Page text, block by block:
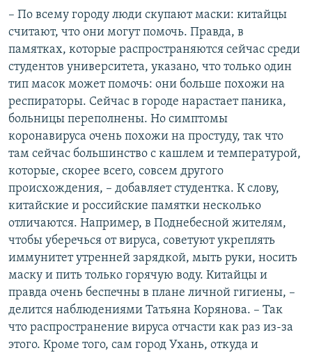
– По всему городу люди скупают маски: китайцы
считают, что они могут помочь. Правда, в
памятках, которые распространяются сейчас среди
студентов университета, указано, что только один
тип масок может помочь: они больше похожи на
респираторы. Сейчас в городе нарастает паника,
больницы переполнены. Но симптомы
коронавируса очень похожи на простуду, так что
там сейчас большинство с кашлем и температурой,
которые, скорее всего, совсем другого
происхождения, – добавляет студентка. К слову,
китайские и российские памятки несколько
отличаются. Например, в Поднебесной жителям,
чтобы уберечься от вируса, советуют укреплять
иммунитет утренней зарядкой, мыть руки, носить
маску и пить только горячую воду. Китайцы и
правда очень беспечны в плане личной гигиены, –
делится наблюдениями Татьяна Корянова. – Так
что распространение вируса отчасти как раз из-за
этого. Кроме того, сам город Ухань, откуда и